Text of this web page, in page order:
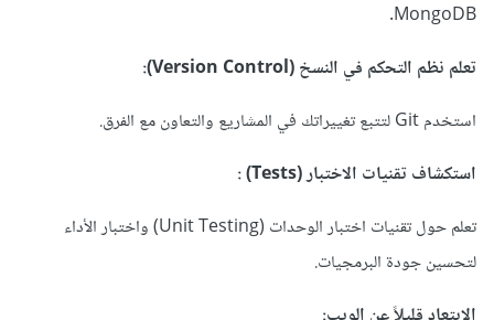
MongoDB.
تعلم نظم التحكم في النسخ (Version Control):
استخدم Git لتتبع تغييراتك في المشاريع والتعاون مع الفرق.
استكشاف تقنيات الاختبار (Tests) :
تعلم حول تقنيات اختبار الوحدات (Unit Testing) واختبار الأداء
لتحسين جودة البرمجيات.